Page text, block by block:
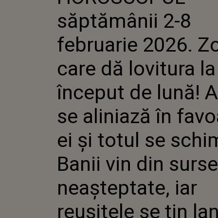
ÎNCEPUT
ASTRELE
ÎN
TOTUL
BANII
săptămânii 2-8
februarie 2026.
care dă lovitura la
început de lună!
se aliniază în
ei și totul se
Banii vin din surse
neașteptate, iar
reușitele se țin